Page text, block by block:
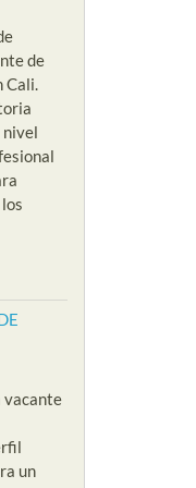
de
Cali.
nivel
vacante
un
SIN
EN